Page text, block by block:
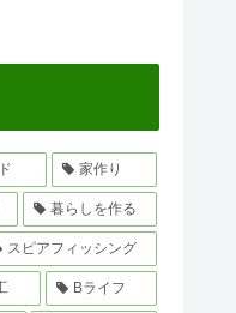
家作り
暮らしを作る
スピアフィッシング
Bライフ